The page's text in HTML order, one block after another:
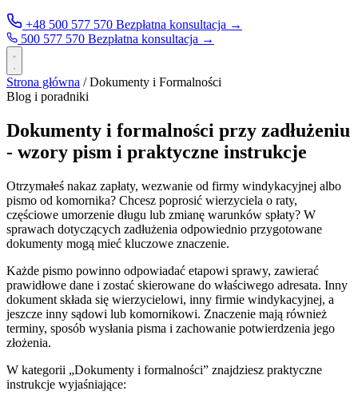
+48 500 577 570 Bezpłatna konsultacja →
500 577 570 Bezpłatna konsultacja →
Strona główna / Dokumenty i Formalności
Blog i poradniki
Dokumenty i formalności przy zadłużeniu
- wzory pism i praktyczne instrukcje
Otrzymałeś nakaz zapłaty, wezwanie od firmy windykacyjnej albo
pismo od komornika? Chcesz poprosić wierzyciela o raty,
częściowe umorzenie długu lub zmianę warunków spłaty? W
sprawach dotyczących zadłużenia odpowiednio przygotowane
dokumenty mogą mieć kluczowe znaczenie.
Każde pismo powinno odpowiadać etapowi sprawy, zawierać
prawidłowe dane i zostać skierowane do właściwego adresata. Inny
dokument składa się wierzycielowi, inny firmie windykacyjnej, a
jeszcze inny sądowi lub komornikowi. Znaczenie mają również
terminy, sposób wysłania pisma i zachowanie potwierdzenia jego
złożenia.
W kategorii „Dokumenty i formalności” znajdziesz praktyczne
instrukcje wyjaśniające: